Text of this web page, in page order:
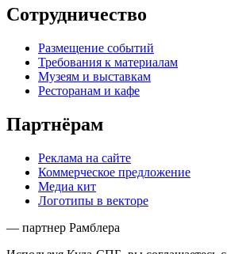
Сотрудничество
Размещение событий
Требования к материалам
Музеям и выставкам
Ресторанам и кафе
Партнёрам
Реклама на сайте
Коммерческое предложение
Медиа кит
Логотипы в векторе
— партнер Рамблера